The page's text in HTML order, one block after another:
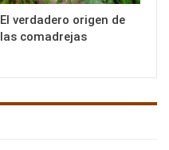
El verdadero origen de
las comadrejas